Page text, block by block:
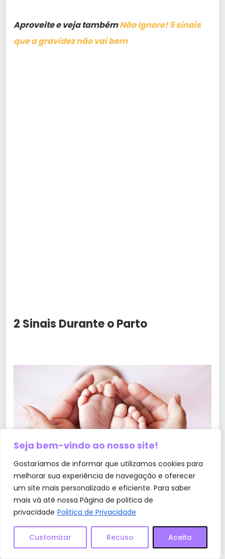
Seja bem-vindo ao nosso site!
Gostaríamos de informar que utilizamos cookies para
melhorar sua experiência de navegação e oferecer
um site mais personalizado e eficiente. Para saber
mais vá até nossa Página de politica de
privacidade Politica de Privacidade
Customizar Recuso Aceito
Aproveite e veja tambémNão Ignore! 5 sinais
que a gravidez não vai bem
2 Sinais Durante o Parto
Durante o parto, existem alguns sinais que podem
indicar se o bebê é menino ou menina. No